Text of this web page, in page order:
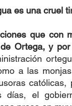
es una cruel
que con
Ortega, y
a las
días, el